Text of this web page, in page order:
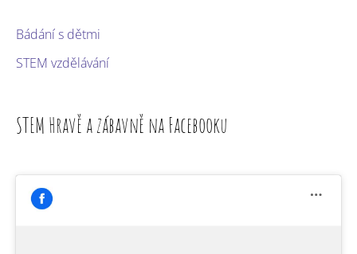
Bádání s dětmi
STEM vzdělávání
STEM Hravě a zábavně na Facebooku